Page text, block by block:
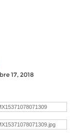
17, 2018